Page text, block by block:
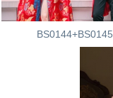
BS0144+BS0145